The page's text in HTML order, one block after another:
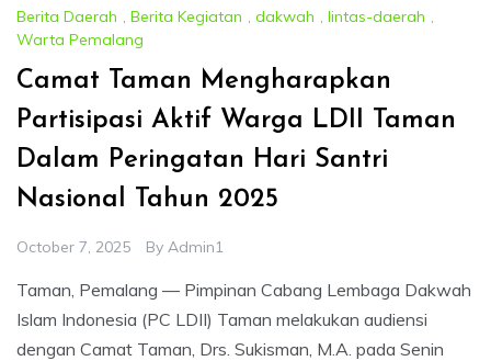
Berita Daerah , Berita Kegiatan , dakwah , lintas-daerah ,
Warta Pemalang
Camat Taman Mengharapkan
Partisipasi Aktif Warga LDII Taman
Dalam Peringatan Hari Santri
Nasional Tahun 2025
October 7, 2025 By Admin1
Taman, Pemalang — Pimpinan Cabang Lembaga Dakwah
Islam Indonesia (PC LDII) Taman melakukan audiensi
dengan Camat Taman, Drs. Sukisman, M.A. pada Senin